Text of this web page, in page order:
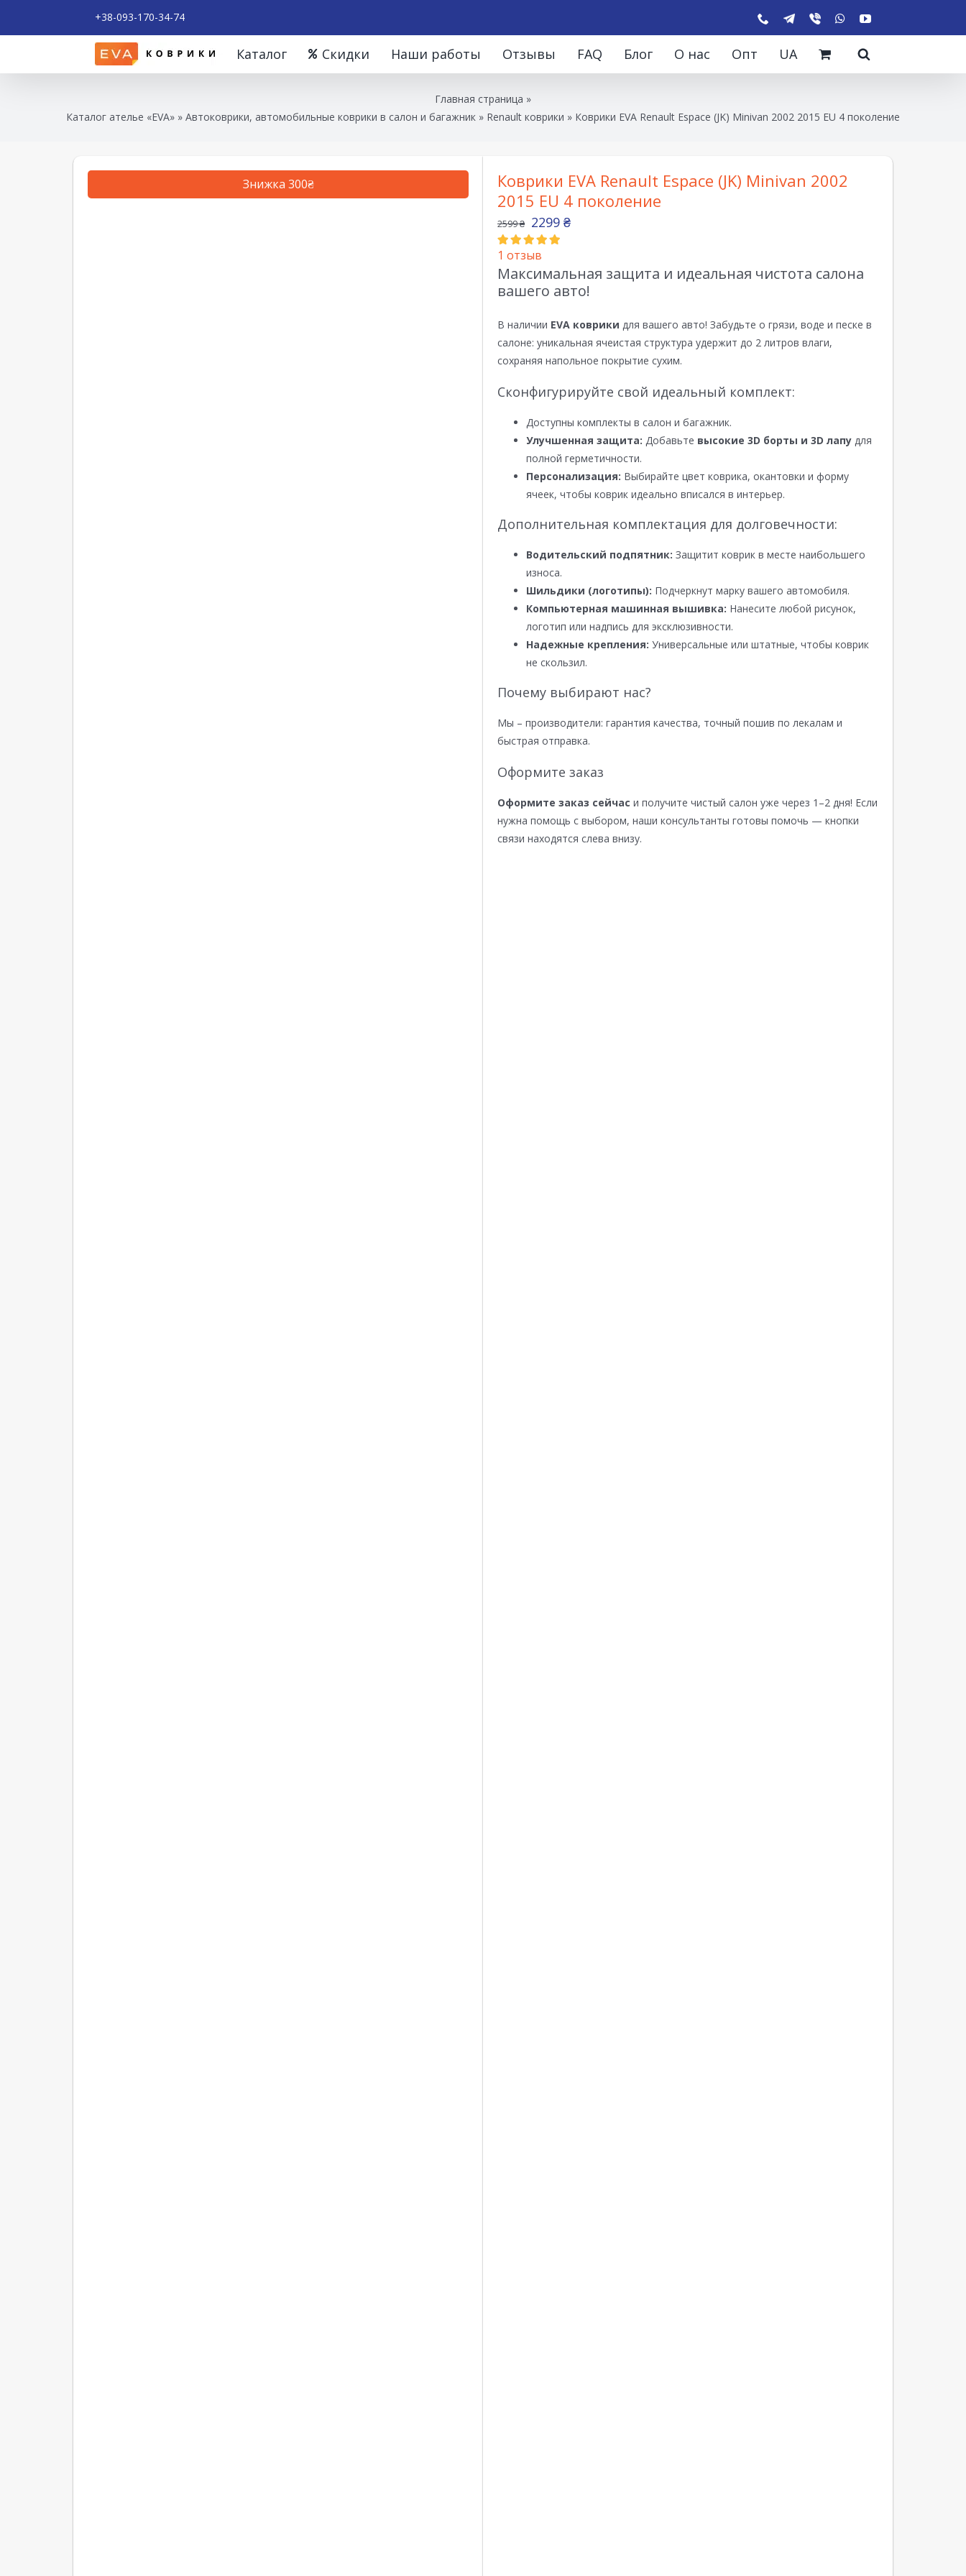
+38-093-170-34-74
Каталог Скидки Наши работы Отзывы FAQ Блог О нас Опт UA
Главная страница »
Каталог ателье «EVA» » Автоковрики, автомобильные коврики в салон и багажник » Renault коврики » Коврики EVA Renault Espace (JK) Minivan 2002 2015 EU 4 поколение
Знижка 300₴
Коврики EVA Renault Espace (JK) Minivan 2002
2015 EU 4 поколение
2599₴ 2299 ₴
1 отзыв
Максимальная защита и идеальная чистота салона
вашего авто!
В наличии EVA коврики для вашего авто! Забудьте о грязи, воде и песке в
салоне: уникальная ячеистая структура удержит до 2 литров влаги,
сохраняя напольное покрытие сухим.
Сконфигурируйте свой идеальный комплект:
Доступны комплекты в салон и багажник.
Улучшенная защита: Добавьте высокие 3D борты и 3D лапу для
полной герметичности.
Персонализация: Выбирайте цвет коврика, окантовки и форму
ячеек, чтобы коврик идеально вписался в интерьер.
Дополнительная комплектация для долговечности:
Водительский подпятник: Защитит коврик в месте наибольшего
износа.
Шильдики (логотипы): Подчеркнут марку вашего автомобиля.
Компьютерная машинная вышивка: Нанесите любой рисунок,
логотип или надпись для эксклюзивности.
Надежные крепления: Универсальные или штатные, чтобы коврик
не скользил.
Почему выбирают нас?
Мы – производители: гарантия качества, точный пошив по лекалам и
быстрая отправка.
Оформите заказ
Оформите заказ сейчас и получите чистый салон уже через 1–2 дня! Если
нужна помощь с выбором, наши консультанты готовы помочь — кнопки
связи находятся слева внизу.